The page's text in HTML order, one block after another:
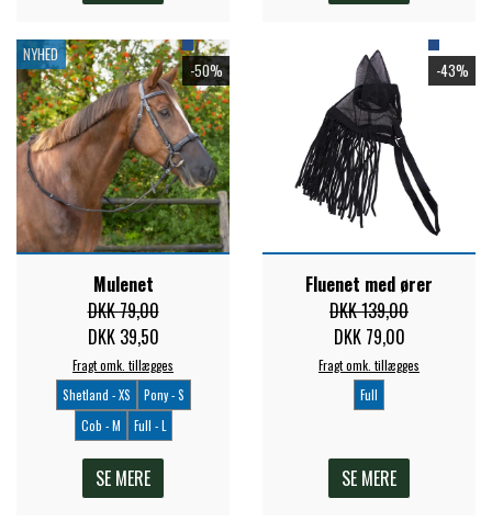
QHP -BRANDS OF Q
PREMIER EQUINE INSEKTBESKYTTELSE
NYHED
-50%
Mulenet
DKK 79,00
DKK 39,50
Fragt omk. tillægges
Shetland - XS
Pony - S
Cob - M
Full - L
SE MERE
-43%
Fluenet med ører
DKK 139,00
DKK 79,00
Fragt omk. tillægges
Full
SE MERE